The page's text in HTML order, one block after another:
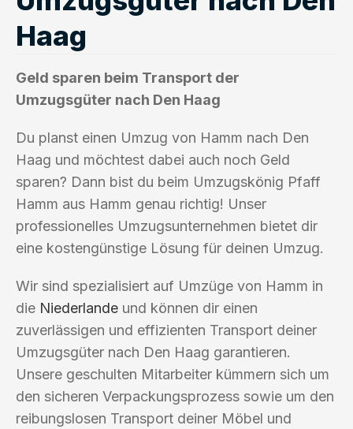
Haag
Geld sparen beim Transport der
Umzugsgüter nach Den Haag
Du planst einen Umzug von Hamm nach Den
Haag und möchtest dabei auch noch Geld
sparen? Dann bist du beim Umzugskönig Pfaff
Hamm aus Hamm genau richtig! Unser
professionelles Umzugsunternehmen bietet dir
eine kostengünstige Lösung für deinen Umzug.
Wir sind spezialisiert auf Umzüge von Hamm in
die Niederlande und können dir einen
zuverlässigen und effizienten Transport deiner
Umzugsgüter nach Den Haag garantieren.
Unsere geschulten Mitarbeiter kümmern sich um
den sicheren Verpackungsprozess sowie um den
reibungslosen Transport deiner Möbel und